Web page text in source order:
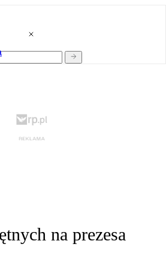
na prezesa